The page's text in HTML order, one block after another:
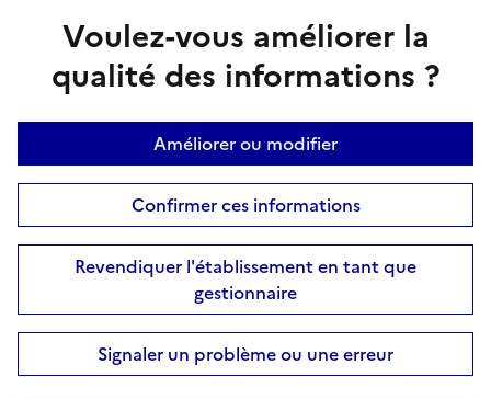
Voulez-vous améliorer la
qualité des informations ?
Améliorer ou modifier
Confirmer ces informations
Revendiquer l'établissement en tant que
gestionnaire
Signaler un problème ou une erreur